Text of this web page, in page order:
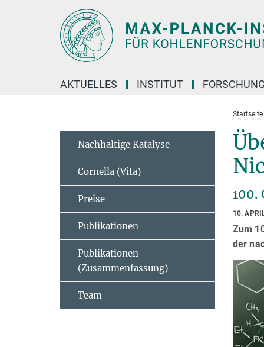
AKTUELLES INSTITUT
Startseite
100.
10.
Zum
der
Nachhaltige Katalyse
Cornella (Vita)
Preise
Publikationen
Publikationen
(Zusammenfassung)
Team